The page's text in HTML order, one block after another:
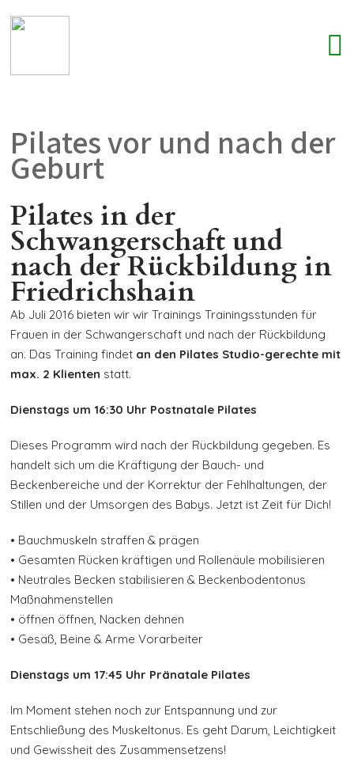
Pilates vor und nach der
Geburt
Pilates in der
Schwangerschaft und
nach der Rückbildung in
Friedrichshain
Ab Juli 2016 bieten wir wir Trainings Trainingsstunden für
Frauen in der Schwangerschaft und nach der Rückbildung
an. Das Training findet an den Pilates Studio-gerechte mit
max. 2 Klienten statt.
Dienstags um 16:30 Uhr Postnatale Pilates
Dieses Programm wird nach der Rückbildung gegeben. Es
handelt sich um die Kräftigung der Bauch- und
Beckenbereiche und der Korrektur der Fehlhaltungen, der
Stillen und der Umsorgen des Babys. Jetzt ist Zeit für Dich!
• Bauchmuskeln straffen & prägen
• Gesamten Rücken kräftigen und Rollenäule mobilisieren
• Neutrales Becken stabilisieren & Beckenbodentonus
Maßnahmenstellen
• öffnen öffnen, Nacken dehnen
• Gesäß, Beine & Arme Vorarbeiter
Dienstags um 17:45 Uhr Pränatale Pilates
Im Moment stehen noch zur Entspannung und zur
Entschließung des Muskeltonus. Es geht Darum, Leichtigkeit
und Gewissheit des Zusammensetzens!